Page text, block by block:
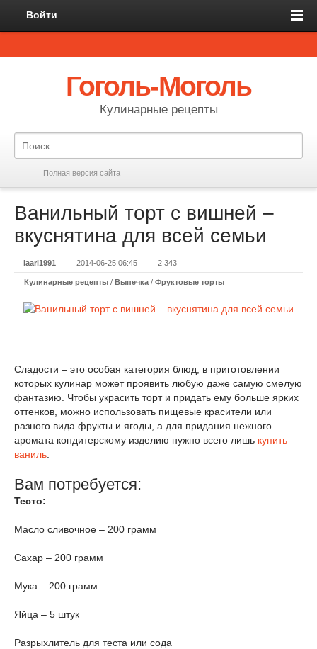
Войти
Гоголь-Моголь
Кулинарные рецепты
Полная версия сайта
Ванильный торт с вишней –
вкуснятина для всей семьи
laari1991 2014-06-25 06:45 2 343
Кулинарные рецепты / Выпечка / Фруктовые торты
Сладости – это особая категория блюд, в приготовлении
которых кулинар может проявить любую даже самую смелую
фантазию. Чтобы украсить торт и придать ему больше ярких
оттенков, можно использовать пищевые красители или
разного вида фрукты и ягоды, а для придания нежного
аромата кондитерскому изделию нужно всего лишь купить
ваниль
Вам потребуется:
Тесто:
Масло сливочное – 200 грамм
Сахар – 200 грамм
Мука – 200 грамм
Яйца – 5 штук
Разрыхлитель для теста или сода